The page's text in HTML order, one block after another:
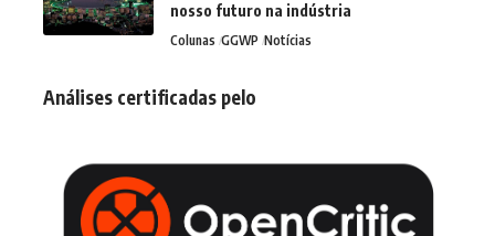
nosso futuro na indústria
Colunas GGWP Notícias
Análises certificadas pelo